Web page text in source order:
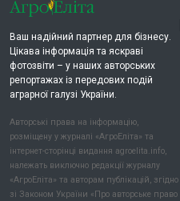
Ваш надійний партнер для бізнесу.
Цікава інформація та яскраві
фотозвіти – у наших авторських
репортажах із передових подій
аграрної галузі України.
Авторські права на інформацію,
розміщену у журналі «АгроЕліта» та
інтернет-сторінці видання agroelita.info,
належать виключно редакції журналу
«АгроЕліта» та авторам публікацій, згідно
зі Законом України «Про авторське право